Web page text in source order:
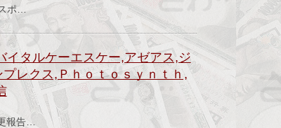
ポ…
タルケーエスケー,アゼアス,ジ
レクス,Ｐｈｏｔｏｓｙｎｔｈ,
報告…